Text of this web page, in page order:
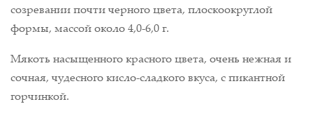
созревании почти черного цвета, плоскоокруглой
формы, массой около 4,0-6,0 г.
Мякоть насыщенного красного цвета, очень нежная и
сочная, чудесного кисло-сладкого вкуса, с пикантной
горчинкой.